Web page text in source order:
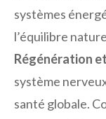
systèmes
l’équilibre
Régénération
système
santé globale.